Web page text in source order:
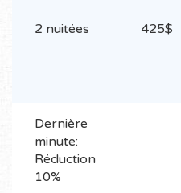
2 nuitées 425$
Dernière
minute:
Réduction
10%